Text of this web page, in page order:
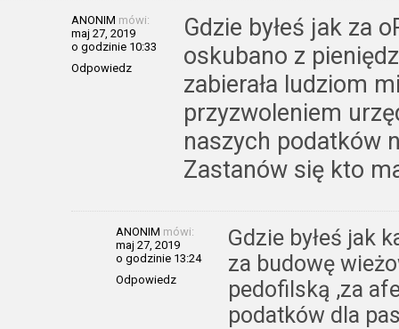
ANONIM mówi:
maj 27, 2019
o godzinie 10:33
Odpowiedz
Gdzie byłeś jak za
oskubano z
zabierała ludziom
przyzwoleniem
naszych podatków
Zastanów się kto
ANONIM mówi:
maj 27, 2019
o godzinie 13:24
Odpowiedz
Gdzie byłeś jak
za budowę
pedofilską ,za
podatków dla